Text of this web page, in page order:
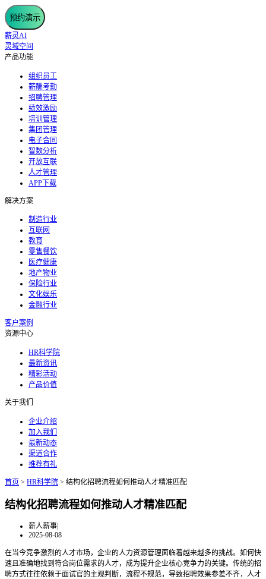
预约演示
薪灵AI
灵域空间
产品功能
组织员工
薪酬考勤
招聘管理
绩效激励
培训管理
集团管理
电子合同
智数分析
开放互联
人才管理
APP下载
解决方案
制造行业
互联网
教育
零售餐饮
医疗健康
地产物业
保险行业
文化娱乐
金融行业
客户案例
资源中心
HR科学院
最新资讯
精彩活动
产品价值
关于我们
企业介绍
加入我们
最新动态
渠道合作
推荐有礼
首页 > HR科学院 > 结构化招聘流程如何推动人才精准匹配
结构化招聘流程如何推动人才精准匹配
薪人薪事|
2025-08-08
在当今竞争激烈的人才市场，企业的人力资源管理面临着越来越多的挑战。如何快
速且准确地找到符合岗位需求的人才，成为提升企业核心竞争力的关键。传统的招
聘方式往往依赖于面试官的主观判断，流程不规范，导致招聘效果参差不齐，人才